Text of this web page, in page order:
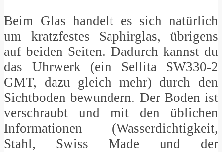
Beim Glas handelt es sich natürlich
um kratzfestes Saphirglas, übrigens
auf beiden Seiten. Dadurch kannst du
das Uhrwerk (ein Sellita SW330-2
GMT, dazu gleich mehr) durch den
Sichtboden bewundern. Der Boden ist
verschraubt und mit den üblichen
Informationen (Wasserdichtigkeit,
Stahl, Swiss Made und der